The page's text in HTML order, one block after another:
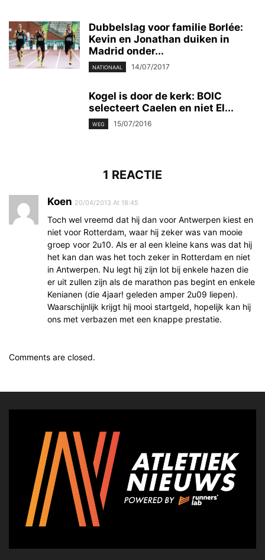
Dubbelslag voor familie Borlée:
Kevin en Jonathan duiken in
Madrid onder...
NATIONAAL 14/07/2017
Kogel is door de kerk: BOIC
selecteert Caelen en niet El...
WEG 15/07/2016
1 REACTIE
Koen 20/04/2013 At 18:45
Toch wel vreemd dat hij dan voor Antwerpen kiest en
niet voor Rotterdam, waar hij zeker was van mooie
groep voor 2u10. Als er al een kleine kans was dat hij
het kan dan was het toch zeker in Rotterdam en niet
in Antwerpen. Nu legt hij zijn lot bij enkele hazen die
er uit zullen zijn als de marathon pas begint en enkele
Kenianen (die 4jaar! geleden amper 2u09 liepen).
Waarschijnlijk krijgt hij mooi startgeld, hopelijk kan hij
ons met verbazen met een knappe prestatie.
Comments are closed.